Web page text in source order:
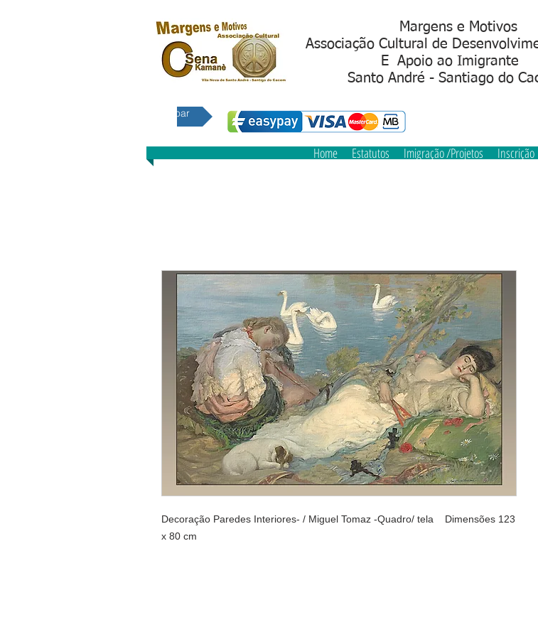
Margens e Motivos
Associação Cultural de
E Apoio ao
Santo André - Santiago do
Doar
Home Estatutos Imigração /Projetos Inscrição
Decoração Paredes Interiores- / Miguel Tomaz -Quadro/ tela Dimensões 123
x 80 cm